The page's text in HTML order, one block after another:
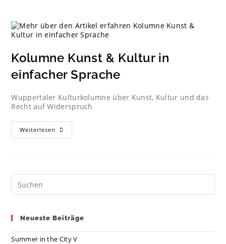
Kolumne Kunst & Kultur in
einfacher Sprache
Wuppertaler Kulturkolumne über Kunst, Kultur und das
Recht auf Widerspruch
Weiterlesen
Neueste Beiträge
Summer in the City V